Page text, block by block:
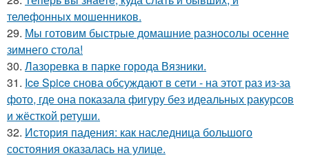
телeфонныx мошенников.
29. Мы готовим быстрые домашние разносолы осенне
зимнего стола!
30. Лазоревка в парке города Вязники.
31. Ice Spice снова обсуждают в сети - на этот раз из-за
фото, где она показала фигуру без идеальных ракурсов
и жёсткой ретуши.
32. История падения: как наследница большого
состояния оказалась на улице.